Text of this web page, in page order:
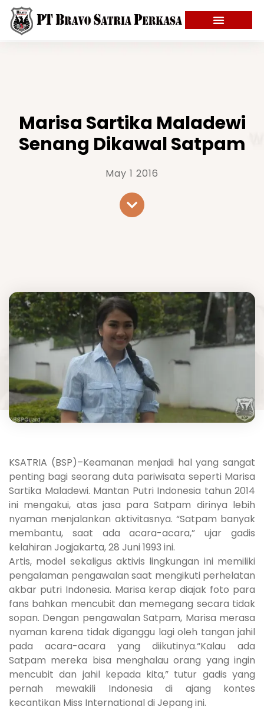
Marisa Sartika Maladewi
Senang Dikawal Satpam
May 1 2016
KSATRIA (BSP)–Keamanan menjadi hal yang sangat
penting bagi seorang duta pariwisata seperti Marisa
Sartika Maladewi. Mantan Putri Indonesia tahun 2014
ini mengakui, atas jasa para Satpam dirinya lebih
nyaman menjalankan aktivitasnya. “Satpam banyak
membantu, saat ada acara-acara,” ujar gadis
kelahiran Jogjakarta, 28 Juni 1993 ini.
Artis, model sekaligus aktivis lingkungan ini memiliki
pengalaman pengawalan saat mengikuti perhelatan
akbar putri Indonesia. Marisa kerap diajak foto para
fans bahkan mencubit dan memegang secara tidak
sopan. Dengan pengawalan Satpam, Marisa merasa
nyaman karena tidak diganggu lagi oleh tangan jahil
pada acara-acara yang diikutinya.“Kalau ada
Satpam mereka bisa menghalau orang yang ingin
mencubit dan jahil kepada kita,” tutur gadis yang
pernah mewakili Indonesia di ajang kontes
kecantikan Miss International di Jepang ini.